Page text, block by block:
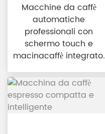
Macchine da caffè
automatiche
professionali con
schermo touch e
macinacaffè integrato.